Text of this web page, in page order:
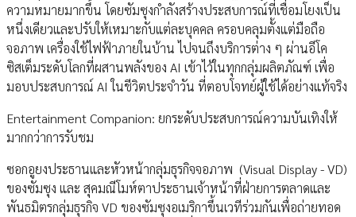
ความหมายมากขึ้น โดยซัมซุงกำลังสร้างประสบการณ์ที่เชื่อมโยงเป็น
หนึ่งเดียวและปรับให้เหมาะกับแต่ละบุคคล ครอบคลุมตั้งแต่มือถือ
จอภาพ เครื่องใช้ไฟฟ้าภายในบ้าน ไปจนถึงบริการต่าง ๆ ผ่านอีโค
ซิสเต็มระดับโลกที่ผสานพลังของ AI เข้าไว้ในทุกกลุ่มผลิตภัณฑ์ เพื่อ
มอบประสบการณ์ AI ในชีวิตประจำวัน ที่ตอบโจทย์ผู้ใช้ได้อย่างแท้จริง
Entertainment Companion: ยกระดับประสบการณ์ความบันเทิงให้
มากกว่าการรับชม
ซอกอูยงประธานและหัวหน้ากลุ่มธุรกิจจอภาพ (Visual Display - VD)
ของซัมซุง และ สุคมณีโมห์ตาประธานเจ้าหน้าที่ฝ่ายการตลาดและ
พันธมิตรกลุ่มธุรกิจ VD ของซัมซุงอเมริกาขึ้นเวทีร่วมกันเพื่อถ่ายทอด